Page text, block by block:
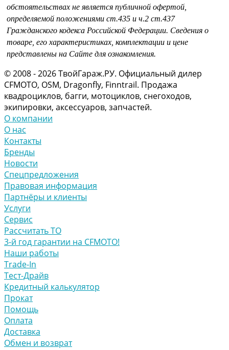
обстоятельствах не является публичной офертой,
определяемой положениями ст.435 и ч.2 ст.437
Гражданского кодекса Российской Федерации. Сведения о
товаре, его характеристиках, комплектации и цене
представлены на Сайте для ознакомления.
© 2008 - 2026 ТвойГараж.РУ. Официальный дилер
CFMOTO, OSM, Dragonfly, Finntrail. Продажа
квадроциклов, багги, мотоциклов, снегоходов,
экипировки, аксессуаров, запчастей.
О компании
О нас
Контакты
Бренды
Новости
Спецпредложения
Правовая информация
Партнёры и клиенты
Услуги
Сервис
Рассчитать ТО
3-й год гарантии на CFMOTO!
Наши работы
Trade-In
Тест-Драйв
Кредитный калькулятор
Прокат
Помощь
Оплата
Доставка
Обмен и возврат